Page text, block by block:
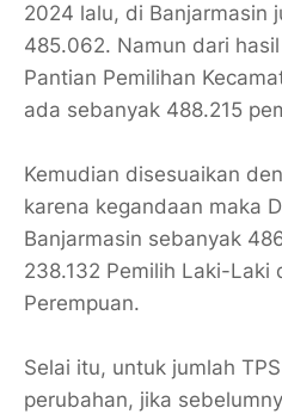
2024 lalu, di Banjarmasin
485.062. Namun dari
Pantian Pemilihan
ada sebanyak 488.215
Kemudian disesuaikan
karena kegandaan maka
Banjarmasin sebanyak
238.132 Pemilih Laki-Laki
Perempuan.
Selai itu, untuk jumlah
perubahan, jika